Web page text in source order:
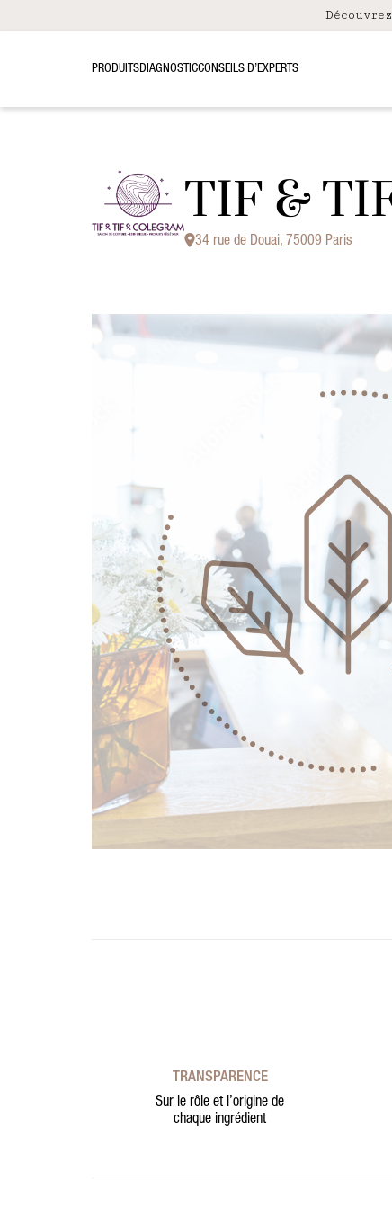
Découvrez
PRODUITSDIAGNOSTICCONSEILS D’EXPERTS
TIF &
34 rue de Douai, 75009 Paris
TRANSPARENCE
Sur le rôle et l’origine de
chaque ingrédient